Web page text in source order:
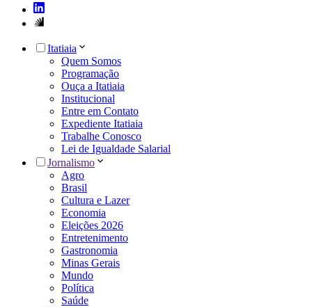
Itatiaia
Quem Somos
Programação
Ouça a Itatiaia
Institucional
Entre em Contato
Expediente Itatiaia
Trabalhe Conosco
Lei de Igualdade Salarial
Jornalismo
Agro
Brasil
Cultura e Lazer
Economia
Eleições 2026
Entretenimento
Gastronomia
Minas Gerais
Mundo
Política
Saúde